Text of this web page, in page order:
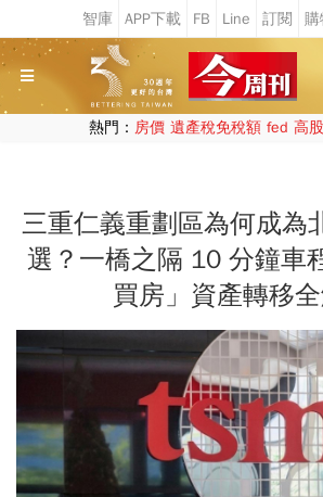
熱門： 房價 遺產稅免稅額 fed 高
三重仁義重劃區為何成為
選？一橋之隔 10 分鐘車
買房」資產轉移